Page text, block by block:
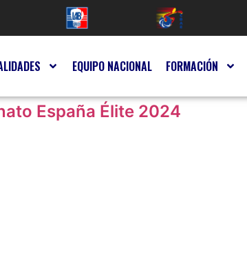
EQUIPO NACIONAL FORMACIÓN
España Élite 2024